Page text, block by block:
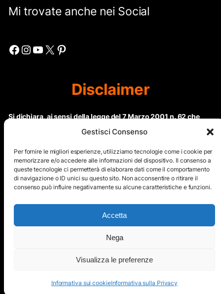
Gestisci Consenso
Per fornire le migliori esperienze, utilizziamo tecnologie come i cookie per
memorizzare e/o accedere alle informazioni del dispositivo. Il consenso a
queste tecnologie ci permetterà di elaborare dati come il comportamento
di navigazione o ID unici su questo sito. Non acconsentire o ritirare il
consenso può influire negativamente su alcune caratteristiche e funzioni.
Accetta
Nega
Visualizza le preferenze
Informativa sui cookieInformativa sulla Privacy
Mi trovate anche nei Social
Facebook Instagram YouTube X Pinterest
Disclaimer
Si dichiara, ai sensi della legge del 7 Marzo 2001 n. 62 che
questo sito non rientra nella categoria di “Informazione
regolari. Le immagini dei collaboratori detentori del
Copyright © sono riproducibili solo dietro specifica
autorizzazione. Il contenuto del sito, comprensivo di testi e
immagini, eccetto dove espressamente specificato, è
protetto da Copyright © e non può essere riprodotto e
diffuso tramite nessun mezzo elettronico o cartaceo senza
esplicita autorizzazione scritta da parte dello staff di ”Il Mare
nel cuore”
Mappa del Sito